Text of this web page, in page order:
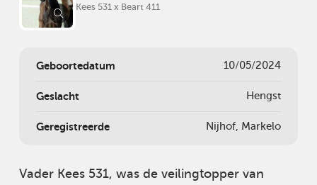
Kees 531 x Beart 411
Geboortedatum 10/05/2024
Geslacht Hengst
Geregistreerde Nijhof, Markelo
Vader Kees 531, was de veilingtopper van